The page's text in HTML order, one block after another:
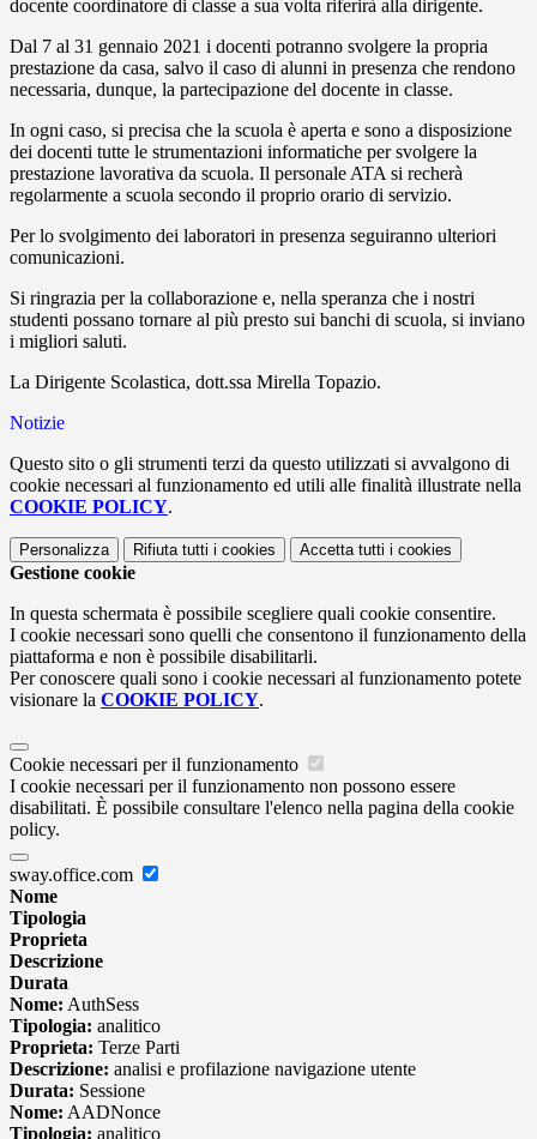
docente coordinatore di classe a sua volta riferirà alla dirigente.
Dal 7 al 31 gennaio 2021 i docenti potranno svolgere la propria
prestazione da casa, salvo il caso di alunni in presenza che rendono
necessaria, dunque, la partecipazione del docente in classe.
In ogni caso, si precisa che la scuola è aperta e sono a disposizione
dei docenti tutte le strumentazioni informatiche per svolgere la
prestazione lavorativa da scuola. Il personale ATA si recherà
regolarmente a scuola secondo il proprio orario di servizio.
Per lo svolgimento dei laboratori in presenza seguiranno ulteriori
comunicazioni.
Si ringrazia per la collaborazione e, nella speranza che i nostri
studenti possano tornare al più presto sui banchi di scuola, si inviano
i migliori saluti.
La Dirigente Scolastica, dott.ssa Mirella Topazio.
Notizie
Questo sito o gli strumenti terzi da questo utilizzati si avvalgono di
cookie necessari al funzionamento ed utili alle finalità illustrate nella
COOKIE POLICY.
Personalizza Rifiuta tutti i cookies Accetta tutti i cookies
Gestione cookie
In questa schermata è possibile scegliere quali cookie consentire.
I cookie necessari sono quelli che consentono il funzionamento della
piattaforma e non è possibile disabilitarli.
Per conoscere quali sono i cookie necessari al funzionamento potete
visionare la COOKIE POLICY.
Cookie necessari per il funzionamento
I cookie necessari per il funzionamento non possono essere
disabilitati. È possibile consultare l'elenco nella pagina della cookie
policy.
sway.office.com
Nome
Tipologia
Proprieta
Descrizione
Durata
Nome: AuthSess
Tipologia: analitico
Proprieta: Terze Parti
Descrizione: analisi e profilazione navigazione utente
Durata: Sessione
Nome: AADNonce
Tipologia: analitico